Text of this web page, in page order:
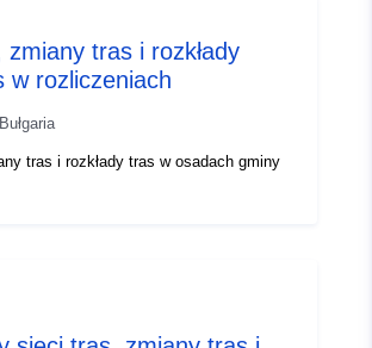
zmiany tras i rozkłady
w rozliczeniach
tras i rozkłady tras w osadach gminy